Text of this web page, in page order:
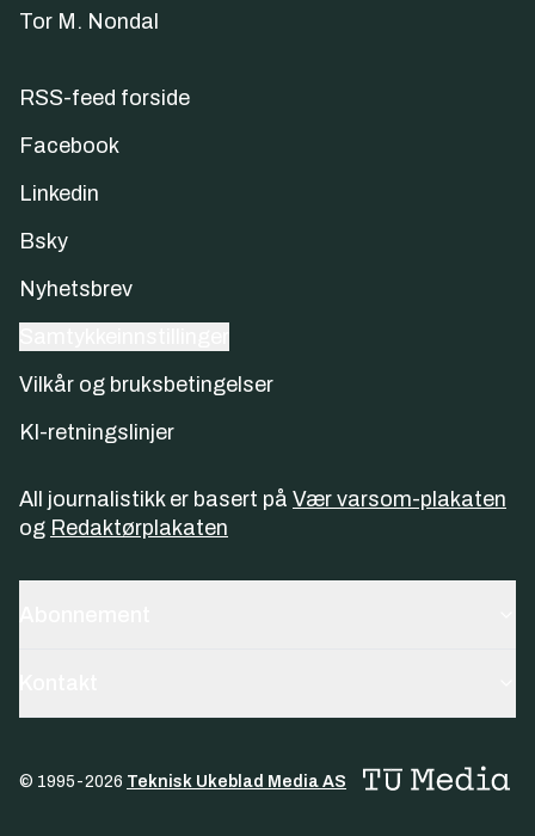
Tor M. Nondal
RSS-feed forside
Facebook
Linkedin
Bsky
Nyhetsbrev
Vilkår og bruksbetingelser
KI-retningslinjer
All journalistikk er basert på Vær varsom-plakaten
og Redaktørplakaten
© 1995-2026 Teknisk Ukeblad Media AS